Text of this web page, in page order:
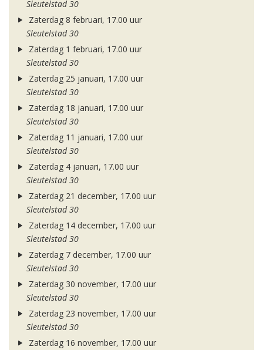
Sleutelstad 30
Zaterdag 8 februari, 17.00 uur
Sleutelstad 30
Zaterdag 1 februari, 17.00 uur
Sleutelstad 30
Zaterdag 25 januari, 17.00 uur
Sleutelstad 30
Zaterdag 18 januari, 17.00 uur
Sleutelstad 30
Zaterdag 11 januari, 17.00 uur
Sleutelstad 30
Zaterdag 4 januari, 17.00 uur
Sleutelstad 30
Zaterdag 21 december, 17.00 uur
Sleutelstad 30
Zaterdag 14 december, 17.00 uur
Sleutelstad 30
Zaterdag 7 december, 17.00 uur
Sleutelstad 30
Zaterdag 30 november, 17.00 uur
Sleutelstad 30
Zaterdag 23 november, 17.00 uur
Sleutelstad 30
Zaterdag 16 november, 17.00 uur